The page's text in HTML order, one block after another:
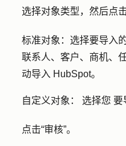
选择对象类型，然后点
标准对象： 选择要导入
联系人、客户、商机、
动导入 HubSpot。
自定义对象： 选择您 要
点击“审核”。